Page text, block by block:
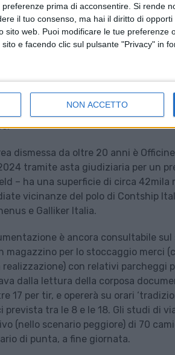
prima di acconsentire. Si rende
il tuo consenso, ma hai il diritto di
sito web. Puoi modificare le tue preferenze
e facendo clic sul pulsante "Privacy" in
NON ACCETTO
Giunta comunale a un
logistico nell’area
dismessa da oltre 20 anni è
tramite asta giudiziaria per un
– ha una superficie di circa 42mila
vicinanze del polo di Contship
e Galliker Italia.
è ancora consultabile sul
magazzino per lo stoccaggio merci
con relativi parcheggi
dalla lettura della corposa
per tir, e opererà su orari
tra le 8 e le 18. Gli studi di
(nello scenario peggiore) di 70
di punta, a fine giornata.